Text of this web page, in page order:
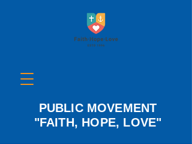
PUBLIC MOVEMENT
"FAITH, HOPE, LOVE"